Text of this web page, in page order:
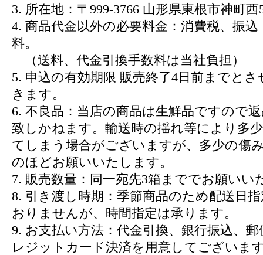
3. 所在地：〒999-3766 山形県東根市神町西
4. 商品代金以外の必要料金：消費税、振込
料。
（送料、代金引換手数料は当社負担）
5. 申込の有効期限 販売終了4日前までと
きます。
6. 不良品：当店の商品は生鮮品ですので
致しかねます。輸送時の揺れ等により多
てしまう場合がございますが、多少の傷
のほどお願いいたします。
7. 販売数量：同一宛先3箱まででお願いい
8. 引き渡し時期：季節商品のため配送日
おりませんが、時間指定は承ります。
9. お支払い方法：代金引換、銀行振込、
レジットカード決済を用意してございま